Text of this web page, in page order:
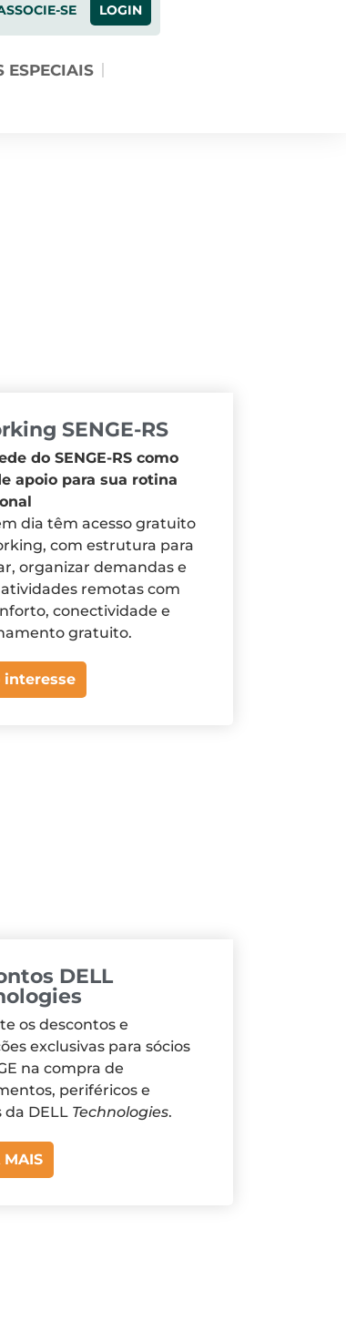
SE LOGIN
ESPECIAIS
SENGE-RS
do SENGE-RS como
apoio para sua rotina
dia têm acesso gratuito
com estrutura para
organizar demandas e
remotas com
conectividade e
gratuito.
interesse
DELL
os descontos e
exclusivas para sócios
na compra de
periféricos e
da DELL Technologies.
MAIS